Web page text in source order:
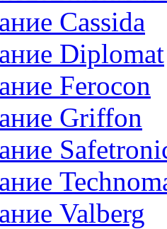
Cassida
Diplomat
Ferocon
Griffon
Valberg